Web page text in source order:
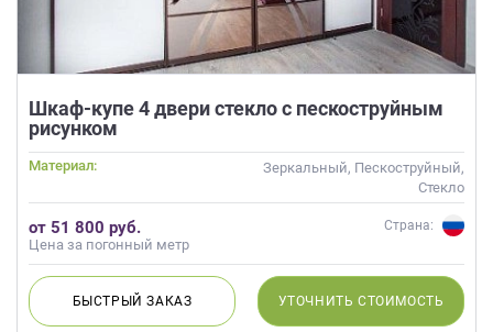
Шкаф-купе 4 двери стекло с пескоструйным
рисунком
Материал:
Зеркальный, Пескоструйный,
Стекло
от 51 800 руб.
Цена за погонный метр
Страна:
БЫСТРЫЙЗАКАЗ УТОЧНИТЬ СТОИМОСТЬ